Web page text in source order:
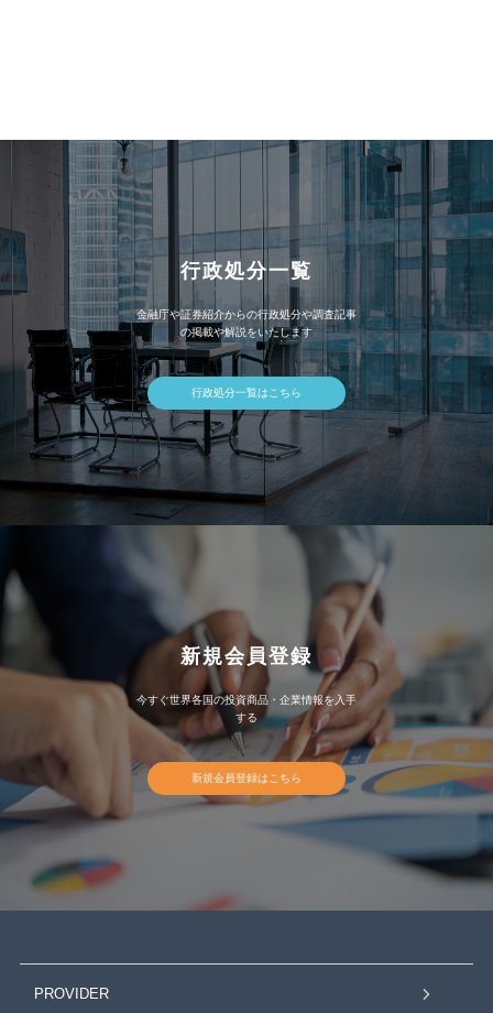
行政処分一覧
金融庁や証券紹介からの行政処分や調査記事
の掲載や解説をいたします
行政処分一覧はこちら
新規会員登録
今すぐ世界各国の投資商品・企業情報を入手
する
新規会員登録はこちら
PROVIDER